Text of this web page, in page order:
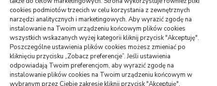
cookies podmiotów trzecich w celu korzystania z zewnętrznych
narzędzi analitycznych i marketingowych. Aby wyrazić zgodę na
instalowanie na Twoim urządzeniu końcowym plików cookies
wszystkich wskazanych wyżej kategorii kliknij przycisk "Akceptuję".
Poszczególne ustawienia plików cookies możesz zmieniać po
kliknięciu przycisku „Zobacz preferencje”. Jeśli ustawienia
odpowiadają Twoim preferencjom, aby wyrazić zgodę na
instalowanie plików cookies na Twoim urządzeniu końcowym w
wybranym przez Ciebie zakresie kliknij przycisk "Akceptuję".
media nie wystarczają
06/07/2026
ZDROWIE
Pierwsze wolne terminy leczenia: jak
je sprawdzić
23/06/2026